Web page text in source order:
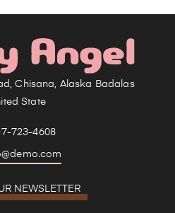
Chisana, Alaska Badalas
State
723-4608
NEWSLETTER